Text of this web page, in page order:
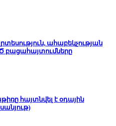
ահաբեկչության
հայտնվել է օդային